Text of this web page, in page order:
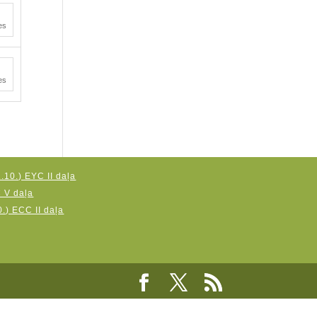
EYC II daļa
V daļa
ECC II daļa